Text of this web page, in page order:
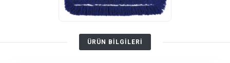
ÜRÜN BİLGİLERİ